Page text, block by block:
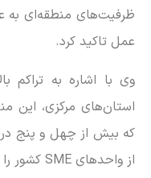
ظرفیت‌های منطقه‌ای به
عمل تاکید کرد.
وی با اشاره به تراکم
استان‌های مرکزی، این
که بیش از چهل و پنج
از واحد‌های SME کشور را در خود جای داده است.